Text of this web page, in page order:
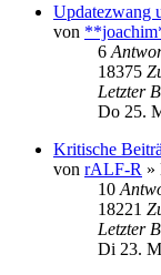
Updatezwang
von
6
18375
Letzter
Do 25.
Kritische
von rALF-R »
10
18221
Letzter
Di 23.